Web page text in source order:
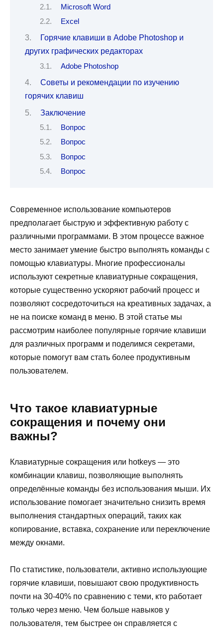
Microsoft Word
Excel
Горячие клавиши в Adobe Photoshop и
других графических редакторах
Adobe Photoshop
Советы и рекомендации по изучению
горячих клавиш
Заключение
Вопрос
Вопрос
Вопрос
Вопрос
Современное использование компьютеров
предполагает быструю и эффективную работу с
различными программами. В этом процессе важное
место занимает умение быстро выполнять команды с
помощью клавиатуры. Многие профессионалы
используют секретные клавиатурные сокращения,
которые существенно ускоряют рабочий процесс и
позволяют сосредоточиться на креативных задачах, а
не на поиске команд в меню. В этой статье мы
рассмотрим наиболее популярные горячие клавиши
для различных программ и поделимся секретами,
которые помогут вам стать более продуктивным
пользователем.
Что такое клавиатурные
сокращения и почему они
важны?
Клавиатурные сокращения или hotkeys — это
комбинации клавиш, позволяющие выполнять
определённые команды без использования мыши. Их
использование помогает значительно снизить время
выполнения стандартных операций, таких как
копирование, вставка, сохранение или переключение
между окнами.
По статистике, пользователи, активно использующие
горячие клавиши, повышают свою продуктивность
почти на 30-40% по сравнению с теми, кто работает
только через меню. Чем больше навыков у
пользователя, тем быстрее он справляется с